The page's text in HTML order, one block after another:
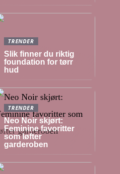
TRENDER
Slik finner du riktig
foundation for tørr
hud
TRENDER
Neo Noir skjørt:
Feminine favoritter
som løfter
garderoben